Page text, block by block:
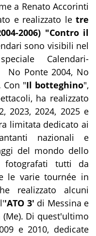
a Renato Accorinti
e realizzato le tre
2006) "Contro il
sono visibili nel
Calendari-
No Ponte 2004, No
Con "Il botteghino",
ha realizzato
2023, 2024, 2025 e
limitata dedicato ai
nazionali e
del mondo dello
fotografati tutti da
le varie tournée in
realizzato alcuni
'ATO 3' di Messina e
(Me). Di quest'ultimo
e 2010, dedicate